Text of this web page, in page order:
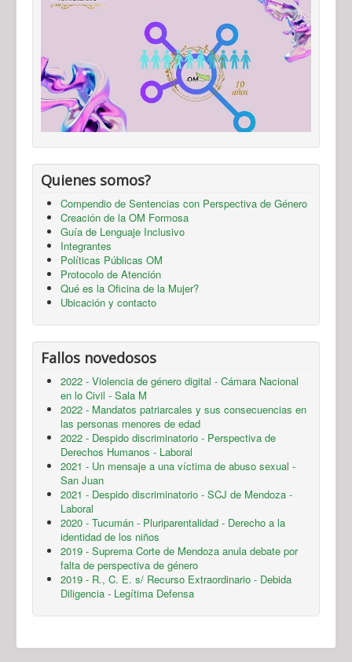
Quienes somos?
Compendio de Sentencias con Perspectiva de Género
Creación de la OM Formosa
Guía de Lenguaje Inclusivo
Integrantes
Políticas Públicas OM
Protocolo de Atención
Qué es la Oficina de la Mujer?
Ubicación y contacto
Fallos novedosos
2022 - Violencia de género digital - Cámara Nacional
en lo Civil - Sala M
2022 - Mandatos patriarcales y sus consecuencias en
las personas menores de edad
2022 - Despido discriminatorio - Perspectiva de
Derechos Humanos - Laboral
2021 - Un mensaje a una víctima de abuso sexual -
San Juan
2021 - Despido discriminatorio - SCJ de Mendoza -
Laboral
2020 - Tucumán - Pluriparentalidad - Derecho a la
identidad de los niños
2019 - Suprema Corte de Mendoza anula debate por
falta de perspectiva de género
2019 - R., C. E. s/ Recurso Extraordinario - Debida
Diligencia - Legítima Defensa